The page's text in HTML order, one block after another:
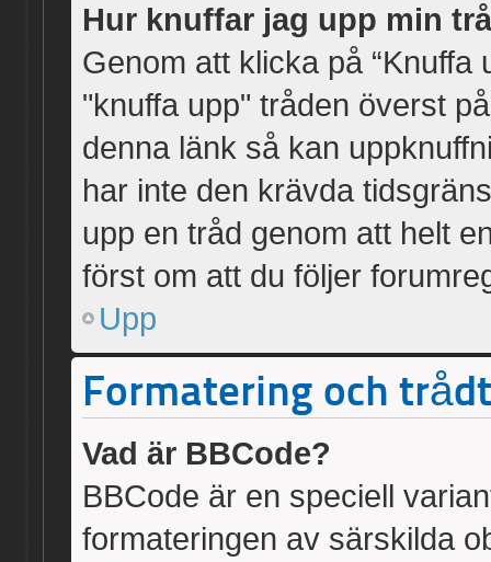
Hur knuffar jag upp min
Genom att klicka på “Knuffa
"knuffa upp" tråden överst
denna länk så kan
har inte den krävda
upp en tråd genom att helt
först om att du följer
Upp
Formatering och
Vad är BBCode?
BBCode är en speciell
formateringen av särskilda